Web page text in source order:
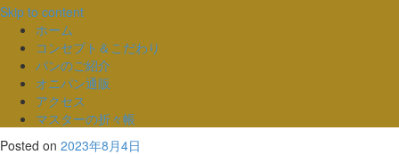
Skip to content
ホーム
コンセプト＆こだわり
パンのご紹介
オニパン通販
アクセス
マスターの折々帳
Posted on 2023年8月4日